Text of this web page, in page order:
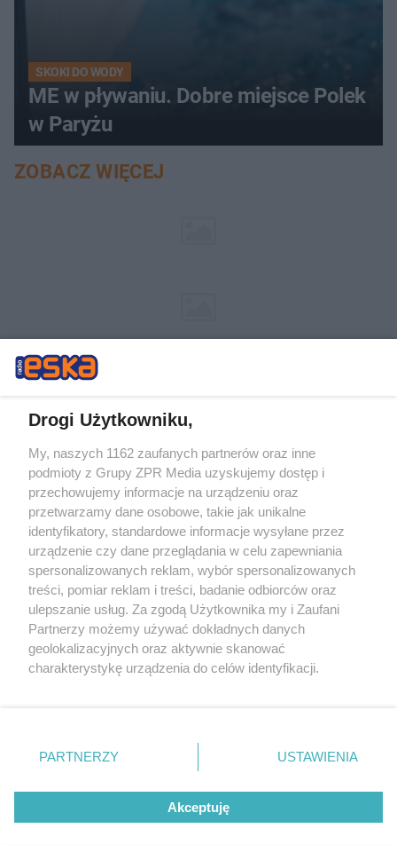
SKOKI DO WODY
ME w pływaniu. Dobre miejsce Polek
w Paryżu
ZOBACZ WIĘCEJ
Internecie bez pisemnej zgody właściciela praw. Jakiekolwiek użycie lub
wykorzystanie utworów w całości lub w części z naruszeniem prawa,
tzn. bez właściwej zgody, jest zabronione pod groźbą kary i może być
Drogi Użytkowniku,
My, naszych 1162 zaufanych partnerów oraz inne
podmioty z Grupy ZPR Media uzyskujemy dostęp i
przechowujemy informacje na urządzeniu oraz
przetwarzamy dane osobowe, takie jak unikalne
identyfikatory, standardowe informacje wysyłane przez
urządzenie czy dane przeglądania w celu zapewniania
spersonalizowanych reklam, wybór spersonalizowanych
treści, pomiar reklam i treści, badanie odbiorców oraz
ulepszanie usług. Za zgodą Użytkownika my i Zaufani
Partnerzy możemy używać dokładnych danych
geolokalizacyjnych oraz aktywnie skanować
charakterystykę urządzenia do celów identyfikacji.
zmienić/wycofać klikając przycisk ustawień prywatności
znajdujący się w lewym dolnym rogu strony
rodzaje przetwarzania danych nie wymagają zgody
użytkownika, ale masz prawo sprzeciwić się takiemu
przetwarzaniu. Preferencje będą miały zastosowanie tylko
PARTNERZY USTAWIENIA
Akceptuję